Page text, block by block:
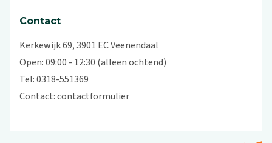
Contact
Kerkewijk 69, 3901 EC Veenendaal
Open: 09:00 - 12:30 (alleen ochtend)
Tel: 0318-551369
Contact:contactformulier